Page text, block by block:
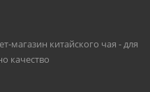
магазин китайского чая - для
качество